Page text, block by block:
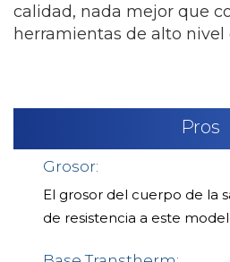
calidad, nada mejor que
herramientas de alto nivel
Pros
Grosor:
El grosor del cuerpo de la
de resistencia a este